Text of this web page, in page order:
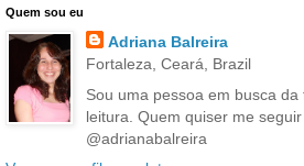
Quem sou eu
Adriana Balreira
Fortaleza, Ceará, Brazil
Sou uma pessoa em busca da
leitura. Quem quiser me
@adrianabalreira